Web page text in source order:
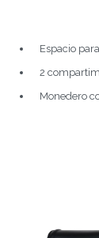
Espacio
2
Monedero